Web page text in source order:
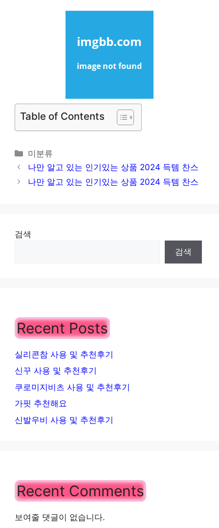
Table of Contents
카
테
고
리
미분류
나만 알고 있는 인기있는 상품 2024 득템 찬스
나만 알고 있는 인기있는 상품 2024 득템 찬스
검색
검색
Recent Posts
실리콘참 사용 및 추천후기
신꾸 사용 및 추천후기
쿠로미지비츠 사용 및 추천후기
가핏 추천해요
신발우비 사용 및 추천후기
Recent Comments
보여줄 댓글이 없습니다.